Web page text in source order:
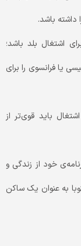
داشته باشد.
اشتغال بلد باشد؛
یا فرانسوی را برای
باید قوی‌تر از
خود از زندگی و
به عنوان یک ساکن